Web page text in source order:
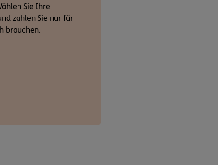
Sie Ihre
zahlen Sie nur für
brauchen.